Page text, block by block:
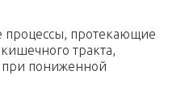
процессы, протекающие
тракта,
пониженной